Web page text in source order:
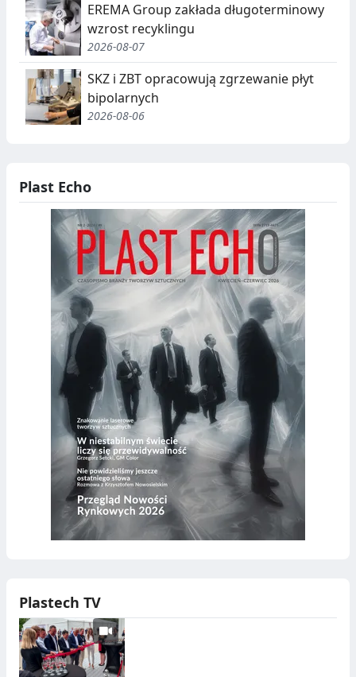
EREMA Group zakłada długoterminowy
wzrost recyklingu
2026-08-07
SKZ i ZBT opracowują zgrzewanie płyt
bipolarnych
2026-08-06
Plast Echo
Plastech TV